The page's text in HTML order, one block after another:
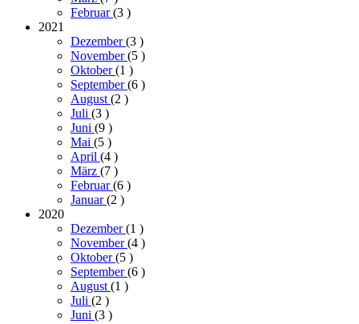
Februar(3 )
2021
Dezember(3 )
November(5 )
Oktober(1 )
September(6 )
August (2 )
Juli (3 )
Juni (9 )
Mai (5 )
April (4 )
März (7 )
Februar(6 )
Januar(2 )
2020
Dezember(1 )
November(4 )
Oktober(5 )
September(6 )
August (1 )
Juli (2 )
Juni (3 )